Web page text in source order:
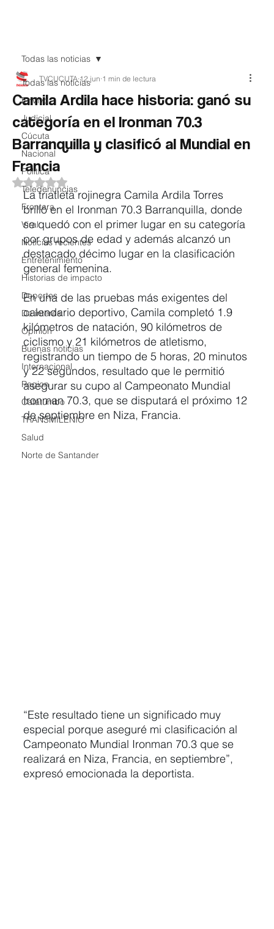
Todas las noticias
EnVivo
Judicial
Cúcuta
Nacional
Política
Teledenuncias
Frontera
Viral
Noticias recientes
Entretenimiento
Historias de impacto
Deportes
De interés
Opinión
Buenas noticias
Internacional
Region
Catatumbo
TRANSMILENIO
Salud
Norte de Santander
Todas las noticias
Camila Ardila hace historia: ganó su
categoría en el Ironman 70.3
Barranquilla y clasificó al Mundial en
Francia
TVCUCUTA 12 jun 1 min de lectura
Obtuvo NaN de 5 estrellas.
La triatleta rojinegra Camila Ardila Torres
brilló en el Ironman 70.3 Barranquilla, donde
se quedó con el primer lugar en su categoría
por grupos de edad y además alcanzó un
destacado décimo lugar en la clasificación
general femenina.
En una de las pruebas más exigentes del
calendario deportivo, Camila completó 1.9
kilómetros de natación, 90 kilómetros de
ciclismo y 21 kilómetros de atletismo,
registrando un tiempo de 5 horas, 20 minutos
y 22 segundos, resultado que le permitió
asegurar su cupo al Campeonato Mundial
Ironman 70.3, que se disputará el próximo 12
de septiembre en Niza, Francia.
“Este resultado tiene un significado muy
especial porque aseguré mi clasificación al
Campeonato Mundial Ironman 70.3 que se
realizará en Niza, Francia, en septiembre”,
expresó emocionada la deportista.